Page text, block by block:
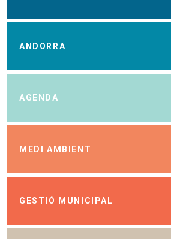
ANDORRA
AGENDA
MEDI AMBIENT
GESTIÓ MUNICIPAL